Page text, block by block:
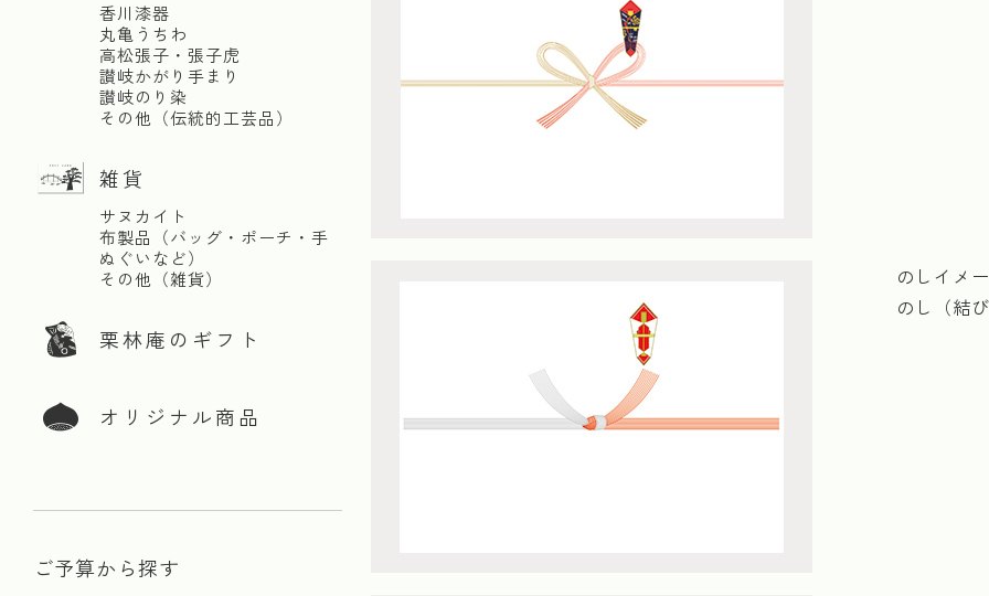
香川漆器
丸亀うちわ
高松張子・張子虎
讃岐かがり手まり
讃岐のり染
その他（伝統的工芸品）
雑貨
サヌカイト
布製品（バッグ・ポーチ・手
ぬぐいなど）
その他（雑貨）
栗林庵のギフト
オリジナル商品
ご予算から探す
のしイメ
のし（結